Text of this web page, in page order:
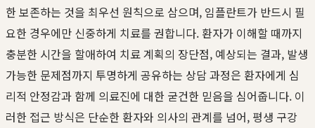
한 보존하는 것을 최우선 원칙으로 삼으며, 임플란트가 반드시 필
요한 경우에만 신중하게 치료를 권합니다. 환자가 이해할 때까지
충분한 시간을 할애하여 치료 계획의 장단점, 예상되는 결과, 발생
가능한 문제점까지 투명하게 공유하는 상담 과정은 환자에게 심
리적 안정감과 함께 의료진에 대한 굳건한 믿음을 심어줍니다. 이
러한 접근 방식은 단순한 환자와 의사의 관계를 넘어, 평생 구강